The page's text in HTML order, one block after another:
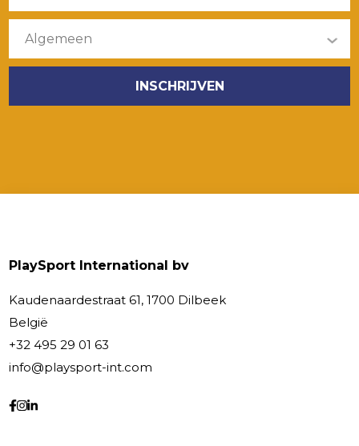
PlaySport International bv
Kaudenaardestraat 61, 1700 Dilbeek
België
+32 495 29 01 63
info@playsport-int.com